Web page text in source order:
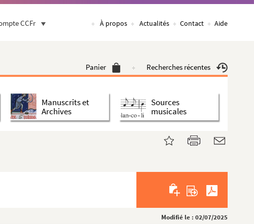
CCFr À propos Actualités Contact Aide
Panier Recherches récentes
Manuscrits et
Archives
Sources
musicales
Modifié le : 02/07/2025